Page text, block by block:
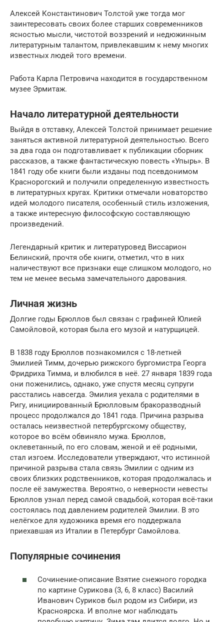
Алексей Константинович Толстой уже тогда мог
заинтересовать своих более старших современников
ясностью мысли, чистотой воззрений и недюжинным
литературным талантом, привлекавшим к нему многих
известных людей того времени.
Работа Карла Петровича находится в государственном
музее Эрмитаж.
Начало литературной деятельности
Выйдя в отставку, Алексей Толстой принимает решение
заняться активной литературной деятельностью. Всего
за два года он подготавливает к публикации сборник
рассказов, а также фантастическую повесть «Упырь». В
1841 году обе книги были изданы под псевдонимом
Краснорогский и получили определенную известность
в литературных кругах. Критики отмечали новаторство
идей молодого писателя, особенный стиль изложения,
а также интересную философскую составляющую
произведений.
Легендарный критик и литературовед Виссарион
Белинский, прочтя обе книги, отметил, что в них
наличествуют все признаки еще слишком молодого, но
тем не менее весьма замечательного дарования.
Личная жизнь
Долгие годы Брюллов был связан с графиней Юлией
Самойловой, которая была его музой и натурщицей.
В 1838 году Брюллов познакомился с 18-летней
Эмилией Тимм, дочерью рижского бургомистра Георга
Фридриха Тимма, и влюбился в неё. 27 января 1839 года
они поженились, однако, уже спустя месяц супруги
расстались навсегда. Эмилия уехала с родителями в
Ригу, инициированный Брюлловым бракоразводный
процесс продолжался до 1841 года. Причина разрыва
осталась неизвестной петербургскому обществу,
которое во всём обвиняло мужа. Брюллов,
оклеветанный, по его словам, женой и её родными,
стал изгоем. Исследователи утверждают, что истинной
причиной разрыва стала связь Эмилии с одним из
своих близких родственников, которая продолжалась и
после её замужества. Вероятно, о неверности невесты
Брюллов узнал перед самой свадьбой, которая всё-таки
состоялась под давлением родителей Эмилии. В это
нелёгкое для художника время его поддержала
приехавшая из Италии в Петербург Самойлова.
Популярные сочинения
Сочинение-описание Взятие снежного городка
по картине Сурикова (3, 6, 8 класс) Василий
Иванович Суриков был родом из Сибири, из
Красноярска. И вполне мог наблюдать